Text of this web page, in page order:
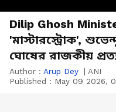
Dilip Ghosh
'মাস্টারস্ট্রোক',
ঘোষের রাজকীয়
Author : Arup Dey | ANI
Published : May 09 2026,